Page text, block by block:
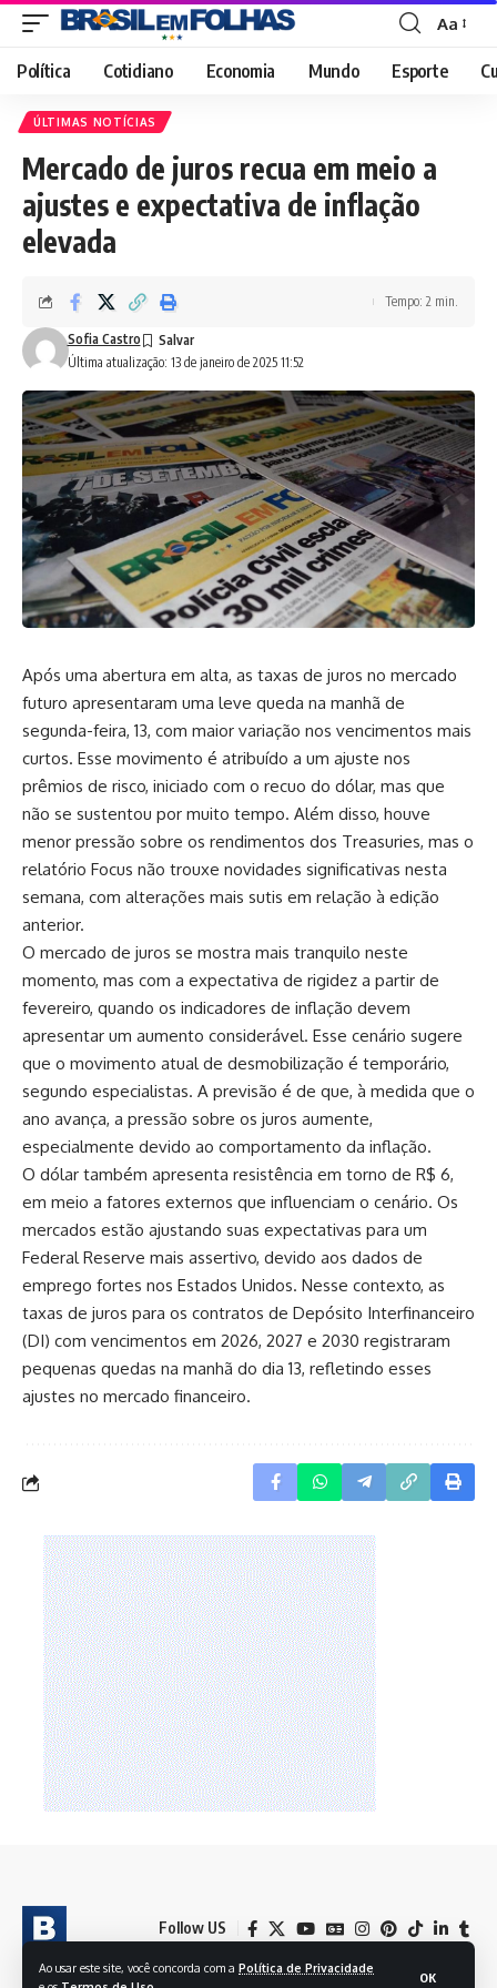
Ao usar este site, você concorda com a Política de Privacidade
OK
Font
Resizer
Aa
Política Cotidiano Economia Mundo Esporte
ÚLTIMAS NOTÍCIAS
Mercado de juros recua em meio a
ajustes e expectativa de inflação
elevada
Última atualização: 13 de janeiro de 2025 11:52
Sofia Castro
Tempo: 2 min.
Após uma abertura em alta, as taxas de juros no mercado
futuro apresentaram uma leve queda na manhã de
segunda-feira, 13, com maior variação nos vencimentos mais
curtos. Esse movimento é atribuído a um ajuste nos
prêmios de risco, iniciado com o recuo do dólar, mas que
não se sustentou por muito tempo. Além disso, houve
menor pressão sobre os rendimentos dos Treasuries, mas o
relatório Focus não trouxe novidades significativas nesta
semana, com alterações mais sutis em relação à edição
anterior.
O mercado de juros se mostra mais tranquilo neste
momento, mas com a expectativa de rigidez a partir de
fevereiro, quando os indicadores de inflação devem
apresentar um aumento considerável. Esse cenário sugere
que o movimento atual de desmobilização é temporário,
segundo especialistas. A previsão é de que, à medida que o
ano avança, a pressão sobre os juros aumente,
especialmente devido ao comportamento da inflação.
O dólar também apresenta resistência em torno de R$ 6,
em meio a fatores externos que influenciam o cenário. Os
mercados estão ajustando suas expectativas para um
Federal Reserve mais assertivo, devido aos dados de
emprego fortes nos Estados Unidos. Nesse contexto, as
taxas de juros para os contratos de Depósito Interfinanceiro
(DI) com vencimentos em 2026, 2027 e 2030 registraram
pequenas quedas na manhã do dia 13, refletindo esses
ajustes no mercado financeiro.
Follow US